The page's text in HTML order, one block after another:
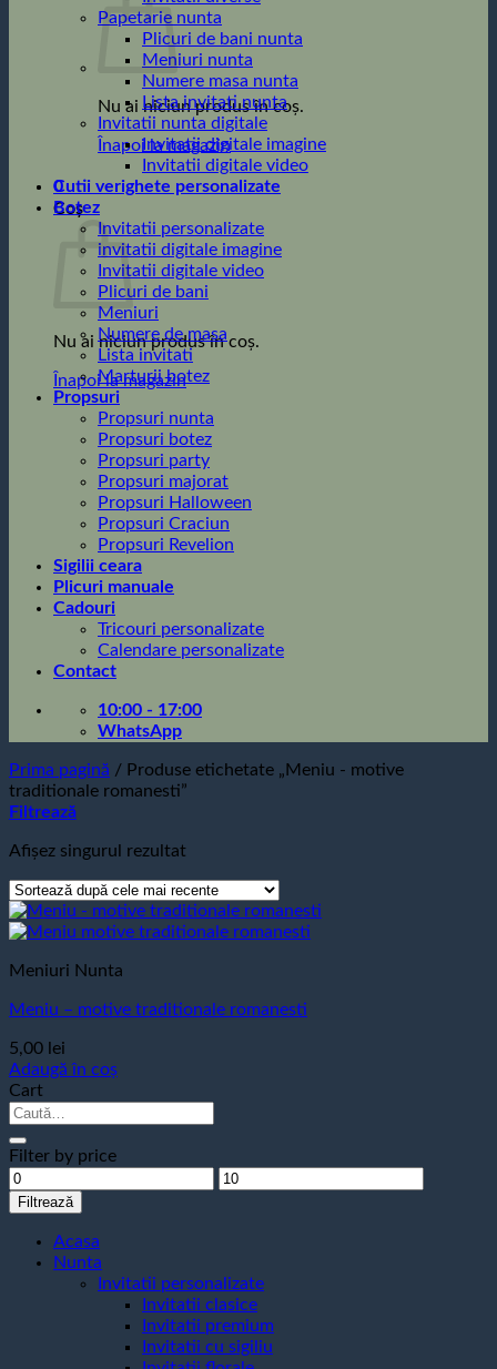
Nu ai niciun produs în coș.
Înapoi la magazin
0
Coș
Nu ai niciun produs în coș.
Înapoi la magazin
Papetarie nunta
Plicuri de bani nunta
Meniuri nunta
Numere masa nunta
Lista invitati nunta
Invitatii nunta digitale
Invitatii digitale imagine
Invitatii digitale video
Cutii verighete personalizate
Botez
Invitatii personalizate
invitatii digitale imagine
Invitatii digitale video
Plicuri de bani
Meniuri
Numere de masa
Lista invitati
Marturii botez
Propsuri
Propsuri nunta
Propsuri botez
Propsuri party
Propsuri majorat
Propsuri Halloween
Propsuri Craciun
Propsuri Revelion
Sigilii ceara
Plicuri manuale
Cadouri
Tricouri personalizate
Calendare personalizate
Contact
10:00 - 17:00
WhatsApp
Prima pagină / Produse etichetate „Meniu - motive
traditionale romanesti”
Filtrează
Afișez singurul rezultat
Meniuri Nunta
Meniu – motive traditionale romanesti
5,00 lei
Adaugă în coș
Cart
Caută
Filter by price
Preț
minim
Preț
Filtrează
Acasa
Nunta
Invitatii personalizate
Invitatii clasice
Invitatii premium
Invitatii cu sigiliu